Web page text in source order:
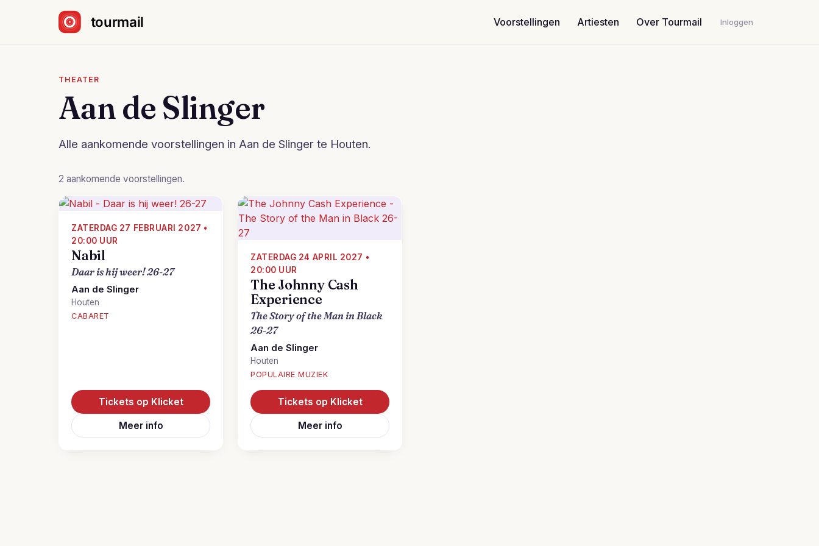
Voorstellingen
Artiesten Over Tourmail Inloggen
THEATER
Aan de Slinger
Alle aankomende voorstellingen in Aan de Slinger te Houten.
2 aankomende voorstellingen.
ZATERDAG 27 FEBRUARI 2027 •
20:00 UUR
Nabil
Daar is hij weer! 26-27
Aan de Slinger
Houten
CABARET
Tickets op Klicket
Meer info
ZATERDAG 24 APRIL 2027 •
20:00 UUR
The Johnny Cash
Experience
The Story of the Man in Black
26-27
Aan de Slinger
Houten
POPULAIRE MUZIEK
Tickets op Klicket
Meer info